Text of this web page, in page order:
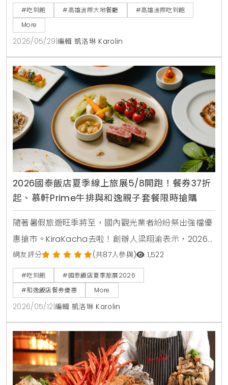
美國肋眼。活動於6月1日上午11:00開放預訂。
#吃到飽 #高雄洲際大地餐廳
#高雄洲際吃到飽
More
2026/05/29 編輯 凱洛琳 Karolin
2026國泰飯店夏季線上旅展5/8開跑！餐券37折
起、慕軒Prime牛排與和逸親子套餐限時搶購
隨著暑假旅遊旺季將至，國內觀光業者紛紛祭出強檔優
惠搶市。KiraKacha去啦！創辦人梁翔渝表示，2026
年的消費趨勢更傾向於一站式的體驗與高彈性的餐飲組
合。本次國泰飯店夏季線上旅展不僅在價格上展現誠
意，更透過跨館通用券與知名卡通IP聯名，精準鎖定親
子客群與小資上班族的日常消費痛點 。
網友評分 (共87人參與) 1,522
#吃到飽
#國泰飯店夏季旅展2026
#和逸飯店餐券優惠
More
2026/05/12 編輯 凱洛琳 Karolin